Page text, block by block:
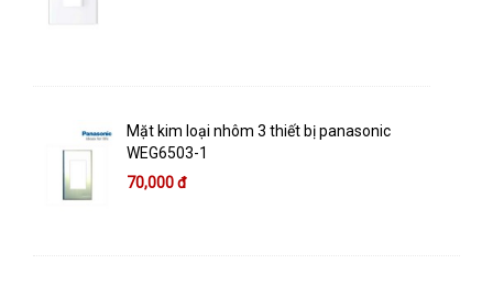
Mặt kim loại nhôm 3 thiết bị panasonic
WEG6503-1
70,000 đ